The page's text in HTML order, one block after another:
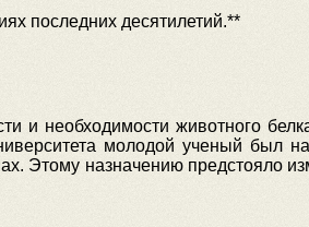
последних десятилетий.**
и необходимости животного
молодой ученый был
Этому назначению предстояло